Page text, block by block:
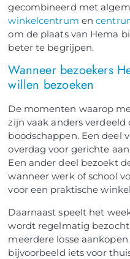
gecombineerd met
winkelcentrum en
om de plaats van Hema
beter te begrijpen.
Wanneer bezoekers
willen bezoeken
De momenten waarop
zijn vaak anders
boodschappen. Een deel
overdag voor gerichte
Een ander deel bezoekt
wanneer werk of school
voor een praktische
Daarnaast speelt het
wordt regelmatig
meerdere losse
bijvoorbeeld iets voor